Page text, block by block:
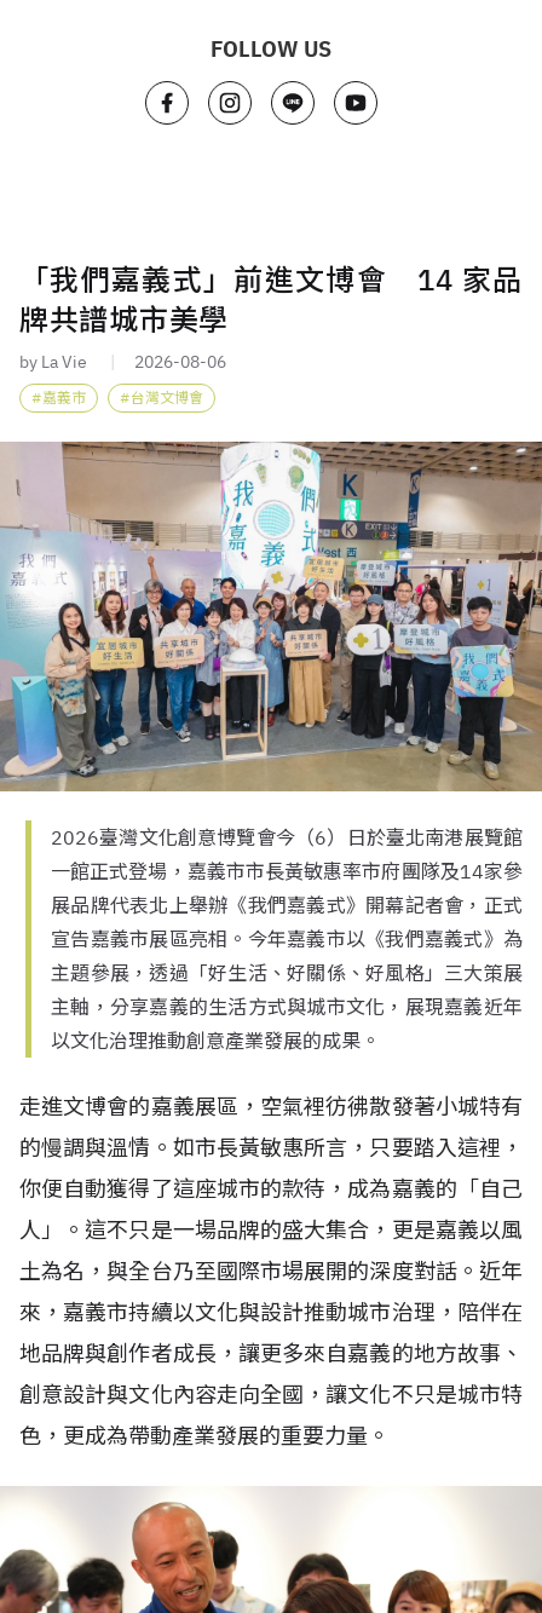
FOLLOW US
「我們嘉義式」前進文博會 14 家品
牌共譜城市美學
by La Vie 2026-08-06
嘉義市 台灣文博會
2026臺灣文化創意博覽會今（6）日於臺北南港展覽館
一館正式登場，嘉義市市長黃敏惠率市府團隊及14家參
展品牌代表北上舉辦《我們嘉義式》開幕記者會，正式
宣告嘉義市展區亮相。今年嘉義市以《我們嘉義式》為
主題參展，透過「好生活、好關係、好風格」三大策展
主軸，分享嘉義的生活方式與城市文化，展現嘉義近年
以文化治理推動創意產業發展的成果。
走進文博會的嘉義展區，空氣裡彷彿散發著小城特有
的慢調與溫情。如市長黃敏惠所言，只要踏入這裡，
你便自動獲得了這座城市的款待，成為嘉義的「自己
人」。這不只是一場品牌的盛大集合，更是嘉義以風
土為名，與全台乃至國際市場展開的深度對話。近年
來，嘉義市持續以文化與設計推動城市治理，陪伴在
地品牌與創作者成長，讓更多來自嘉義的地方故事、
創意設計與文化內容走向全國，讓文化不只是城市特
色，更成為帶動產業發展的重要力量。